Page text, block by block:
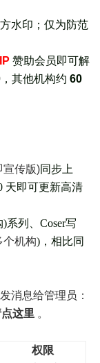
水印；仅为防范
赞助会员即可解
，其他机构约 60
宣传版)同步上
天即可更新高清
)系列、Coser写
个机构)，相比同
消息给管理员：
这里 。
权限